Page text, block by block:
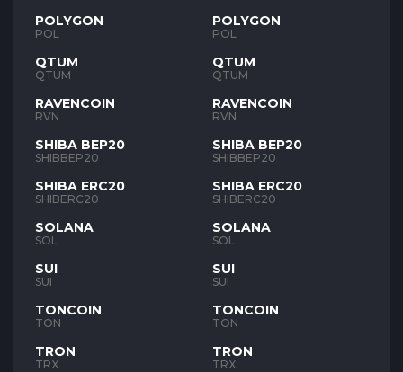
POLYGON
POL
QTUM
QTUM
RAVENCOIN
RVN
SHIBA BEP20
SHIBBEP20
SHIBA ERC20
SHIBERC20
SOLANA
SOL
SUI
SUI
TONCOIN
TON
TRON
TRX
POLYGON
POL
QTUM
QTUM
RAVENCOIN
RVN
SHIBA BEP20
SHIBBEP20
SHIBA ERC20
SHIBERC20
SOLANA
SOL
SUI
SUI
TONCOIN
TON
TRON
TRX